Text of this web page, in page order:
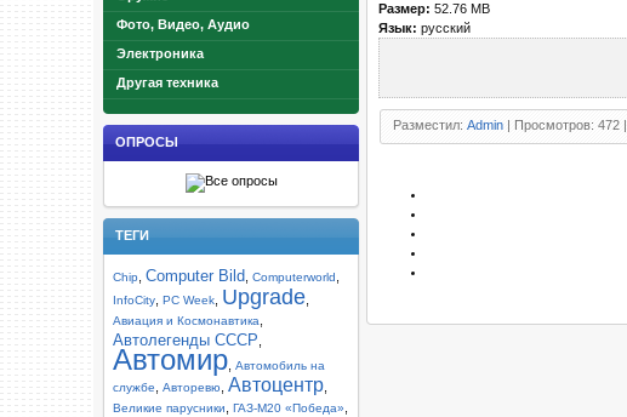
Фото, Видео, Аудио
Электроника
Другая техника
ОПРОСЫ
ТЕГИ
Chip Computer Bild Computerworld
InfoCity PC Week Upgrade
Авиация и Космонавтика
Автолегенды СССР
Автомир Автомобиль на
службе
Авторевю Автоцентр
Великие парусники ГАЗ-М20 «Победа»
Размер: 52.76 MB
Язык: русский
Разместил: Admin | Просмотров: 472 |